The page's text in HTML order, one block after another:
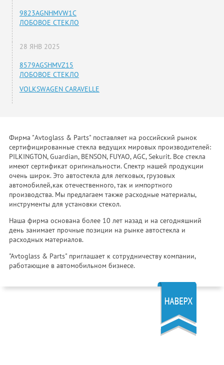
9823AGNHMVW1C
ЛОБОВОЕ СТЕКЛО
28 ЯНВ 2025
8579AGSHMVZ15
ЛОБОВОЕ СТЕКЛО
VOLKSWAGEN CARAVELLE
Фирма "Avtoglass & Parts" поставляет на российский рынок
сертифицированные стекла ведущих мировых производителей:
PILKINGTON, Guardian, BENSON, FUYAO, AGC, Sekurit. Все стекла
имеют сертификат оригинальности. Спектр нашей продукции
очень широк. Это автостекла для легковых, грузовых
автомобилей,как отечественного, так и импортного
производства. Мы предлагаем также расходные материалы,
инструменты для установки стекол.
Наша фирма основана более 10 лет назад и на сегодняшний
день занимает прочные позиции на рынке автостекла и
расходных материалов.
"Avtoglass & Parts" приглашает к сотрудничеству компании,
работающие в автомобильном бизнесе.